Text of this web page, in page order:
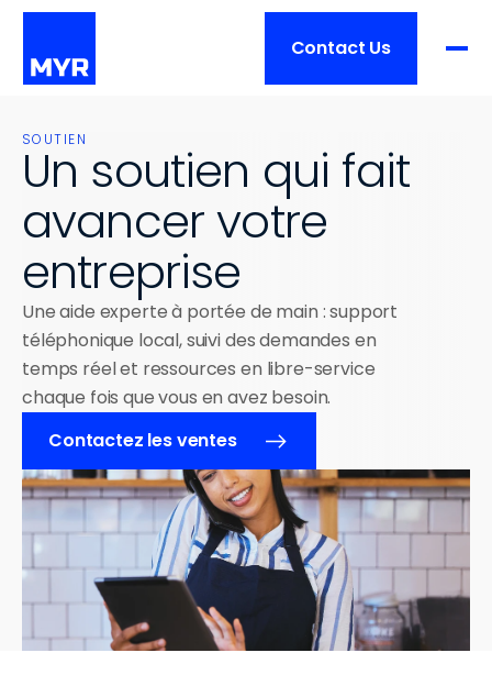
SOUTIEN
Un soutien qui fait
avancer votre
entreprise
Une aide experte à portée de main : support
téléphonique local, suivi des demandes en
temps réel et ressources en libre-service
chaque fois que vous en avez besoin.
Contactez les ventes
Contact Us
Aperçu
Traitement de commande
Gestion de restaurant
Intégrations
Matériel
TAILLE DE L'ENTREPRISE
Un emplacement
Multi-sites
Franchise
Aperçu
Formation
Mise en place
Soutien
Services
Clients
Liste des clients
Histoires de réussite
Témoignages
Ressources
Blogue
Base de connaissances
Contactez-nous
Select Language
Fr Obtenez une démo